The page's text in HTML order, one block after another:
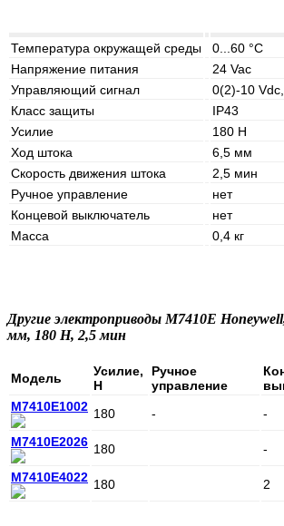
Температура окружащей среды
0...60 °C
Напряжение питания
24 Vac
Управляющий сигнал
0(2)-10 Vdc,
Класс защиты
IP43
Усилие
180 Н
Ход штока
6,5 мм
Скорость движения штока
2,5 мин
Ручное управление
нет
Концевой выключатель
нет
Масса
0,4 кг
Другие электроприводы M7410E
мм, 180 Н, 2,5 мин
Модель
Усилие,
Н
Ручное
управление
M7410E1002 180 -
-
M7410E2026 180
-
M7410E4022 180 2